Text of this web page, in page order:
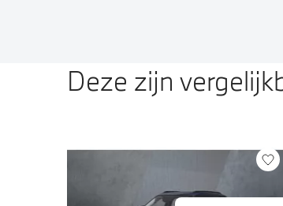
Deze zijn